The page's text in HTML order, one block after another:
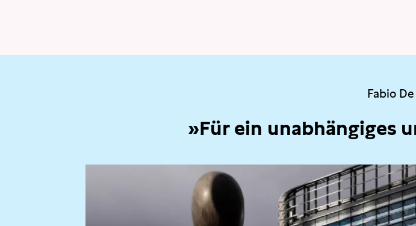
Fabio
»Für ein unabhängiges